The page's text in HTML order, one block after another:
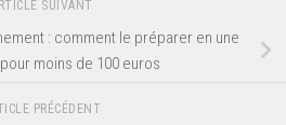
SUIVANT
: comment le préparer en une
moins de 100 euros
PRÉCÉDENT